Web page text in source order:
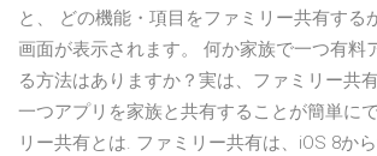
と、 どの機能・項目をファミリー共有する
画面が表示されます。 何か家族で一つ有料
る方法はありますか？実は、ファミリー共
一つアプリを家族と共有することが簡単に
リー共有とは. ファミリー共有は、iOS 8か